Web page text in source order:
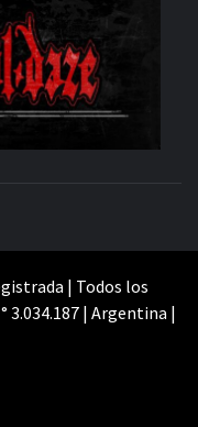
| Todos los
3.034.187 | Argentina |